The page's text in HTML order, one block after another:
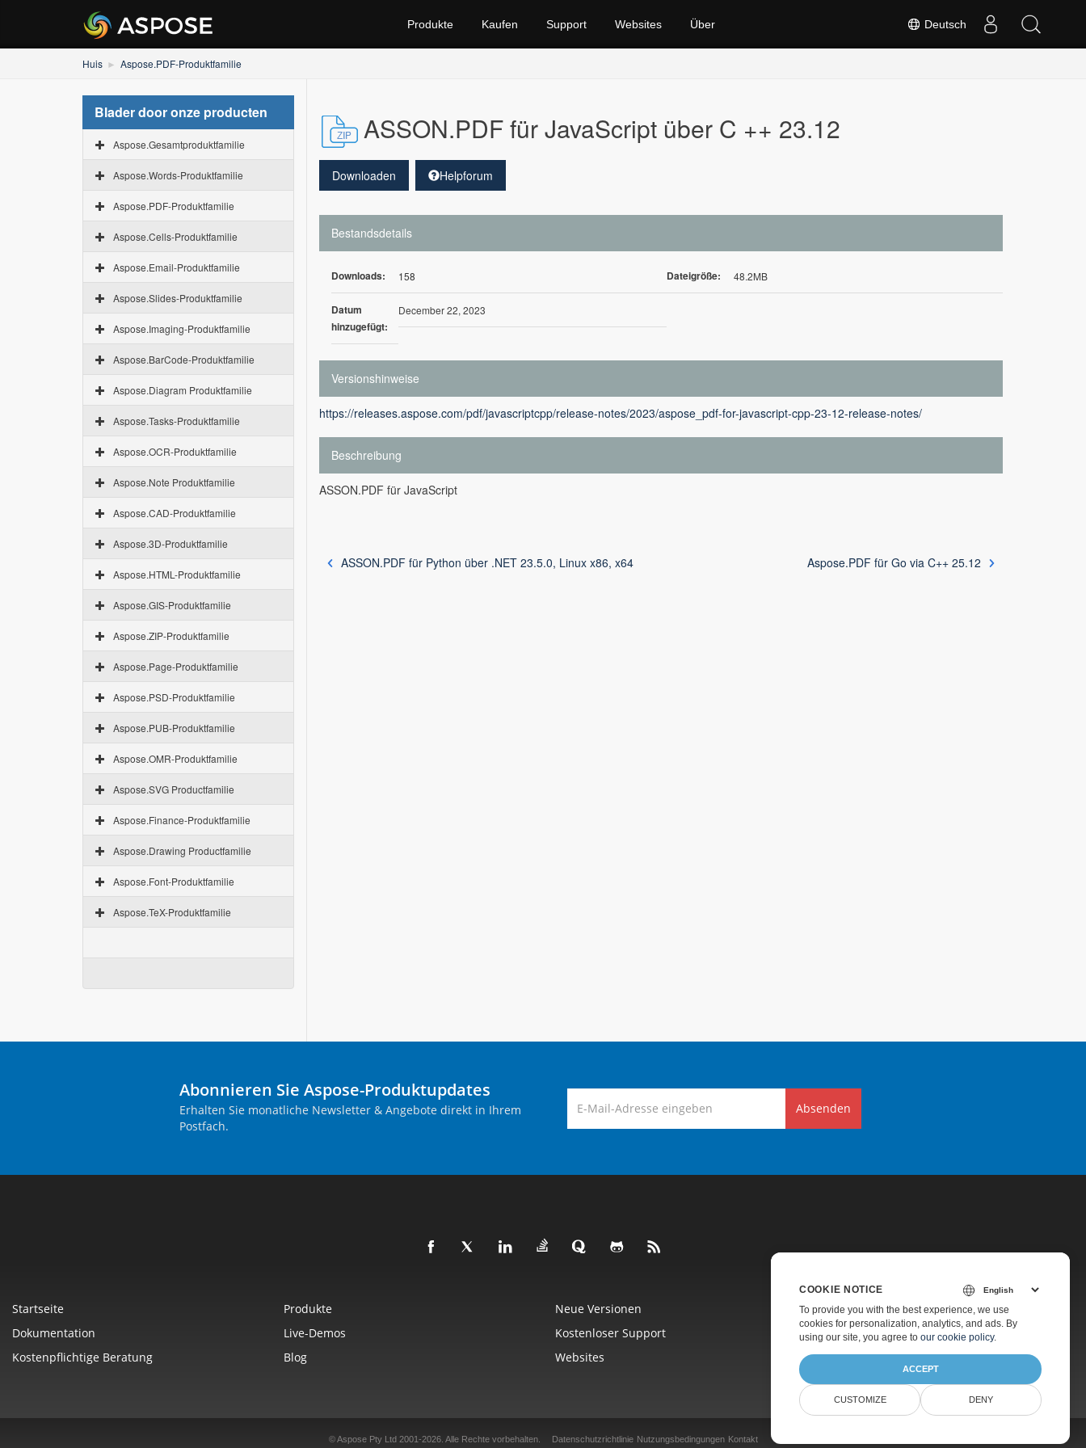
Deutsch
Produkte Kaufen Support Websites Über
Huis Aspose.PDF-Produktfamilie
Blader door onze producten
Aspose.Gesamtproduktfamilie
Aspose.Words-Produktfamilie
Aspose.PDF-Produktfamilie
Aspose.Cells-Produktfamilie
Aspose.Email-Produktfamilie
Aspose.Slides-Produktfamilie
Aspose.Imaging-Produktfamilie
Aspose.BarCode-Produktfamilie
Aspose.Diagram Produktfamilie
Aspose.Tasks-Produktfamilie
Aspose.OCR-Produktfamilie
Aspose.Note Produktfamilie
Aspose.CAD-Produktfamilie
Aspose.3D-Produktfamilie
Aspose.HTML-Produktfamilie
Aspose.GIS-Produktfamilie
Aspose.ZIP-Produktfamilie
Aspose.Page-Produktfamilie
Aspose.PSD-Produktfamilie
Aspose.PUB-Produktfamilie
Aspose.OMR-Produktfamilie
Aspose.SVG Productfamilie
Aspose.Finance-Produktfamilie
Aspose.Drawing Productfamilie
Aspose.Font-Produktfamilie
Aspose.TeX-Produktfamilie
ASSON.PDF für JavaScript über C ++ 23.12
Downloaden Helpforum
Bestandsdetails
Downloads: 158 Dateigröße: 48.2MB
Datum
hinzugefügt:
December 22, 2023
Versionshinweise
https://releases.aspose.com/pdf/javascriptcpp/release-notes/2023/aspose_pdf-for-javascript-cpp-23-12-release-notes/
Beschreibung
ASSON.PDF für JavaScript
ASSON.PDF für Python über .NET 23.5.0, Linux x86, x64 Aspose.PDF für Go via C++ 25.12
Abonnieren Sie Aspose-Produktupdates
Erhalten Sie monatliche Newsletter & Angebote direkt in Ihrem
Postfach.
Absenden
Startseite Produkte Neue Versionen
Preise
Dokumentation
Live-Demos Kostenloser Support
Kostenpflichtiger Support
Kostenpflichtige Beratung
Blog Websites Über Uns
© Aspose Pty Ltd 2001-2026. Alle Rechte vorbehalten. Datenschutzrichtlinie Nutzungsbedingungen Kontakt
COOKIE NOTICE
To provide you with the best experience, we use
cookies for personalization, analytics, and ads. By
using our site, you agree to our cookie policy.
ACCEPT
CUSTOMIZE DENY